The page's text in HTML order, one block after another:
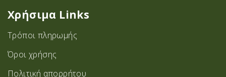
Χρήσιμα Links
Τρόποι πληρωμής
Όροι χρήσης
Πολιτική απορρήτου